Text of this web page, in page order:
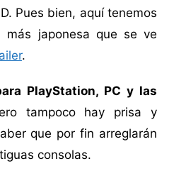
Pues bien, aquí tenemos
más japonesa que se ve
.
PlayStation, PC y las
tampoco hay prisa y
que por fin arreglarán
consolas.